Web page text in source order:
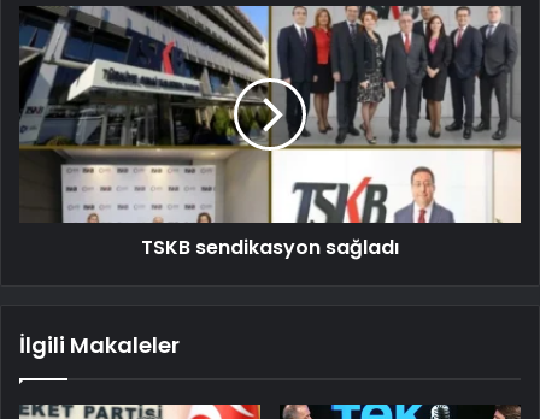
TSKB sendikasyon sağladı
İlgili Makaleler